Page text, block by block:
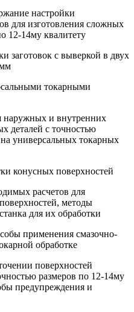
настройки
для изготовления сложных
12-14му квалитету
заготовок с выверкой в двух
токарными
наружных и внутренних
деталей с точностью
универсальных токарных
конусных поверхностей
расчетов для
методы
для их обработки
применения смазочно-
обработке
поверхностей
размеров по 12-14му
предупреждения и